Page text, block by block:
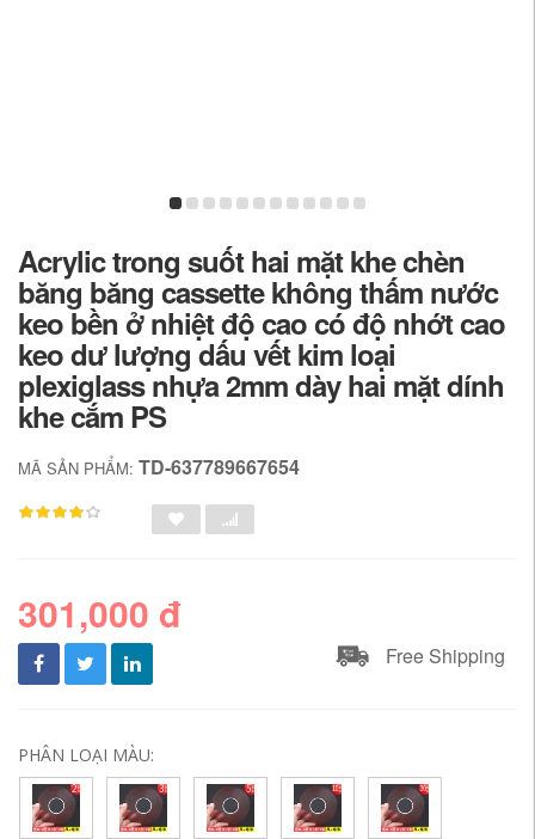
Acrylic trong suốt hai mặt khe chèn
băng băng cassette không thấm nước
keo bền ở nhiệt độ cao có độ nhớt cao
keo dư lượng dấu vết kim loại
plexiglass nhựa 2mm dày hai mặt dính
khe cắm PS
MÃ SẢN PHẨM: TD-637789667654
301,000 đ
Free Shipping
PHÂN LOẠI MÀU: